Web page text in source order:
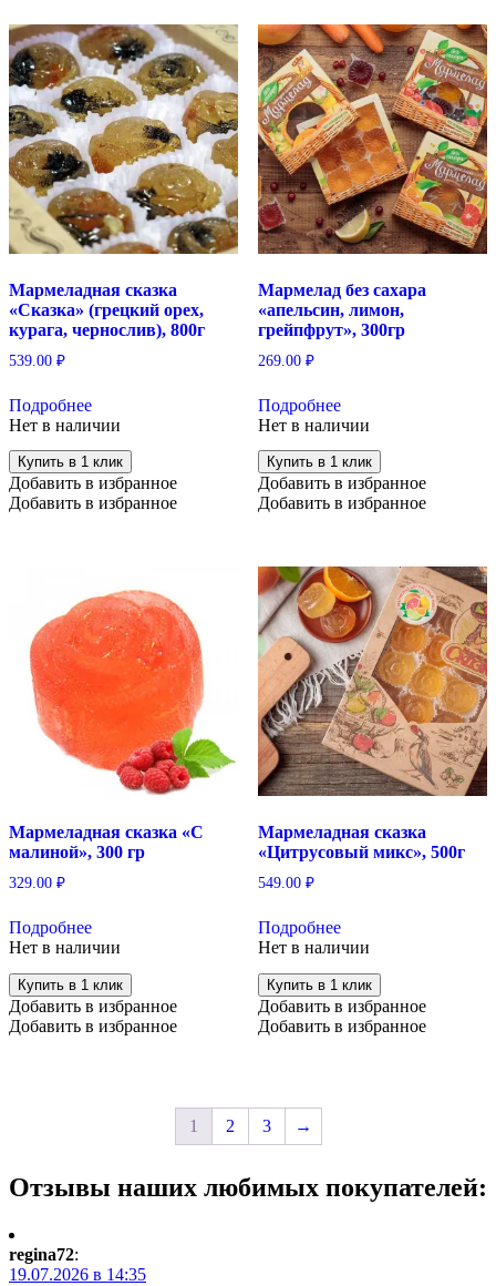
Мармеладная сказка
«Сказка» (грецкий орех,
курага, чернослив), 800г
539.00 ₽
Подробнее
Нет в наличии
Купить в 1 клик
Добавить в избранное
Добавить в избранное
Мармелад без сахара
«апельсин, лимон,
грейпфрут», 300гр
269.00 ₽
Подробнее
Нет в наличии
Купить в 1 клик
Добавить в избранное
Добавить в избранное
Мармеладная сказка «С
малиной», 300 гр
329.00 ₽
Подробнее
Нет в наличии
Купить в 1 клик
Добавить в избранное
Добавить в избранное
Мармеладная сказка
«Цитрусовый микс», 500г
549.00 ₽
Подробнее
Нет в наличии
Купить в 1 клик
Добавить в избранное
Добавить в избранное
1 2 3 →
Отзывы наших любимых покупателей:
regina72:
19.07.2026 в 14:35